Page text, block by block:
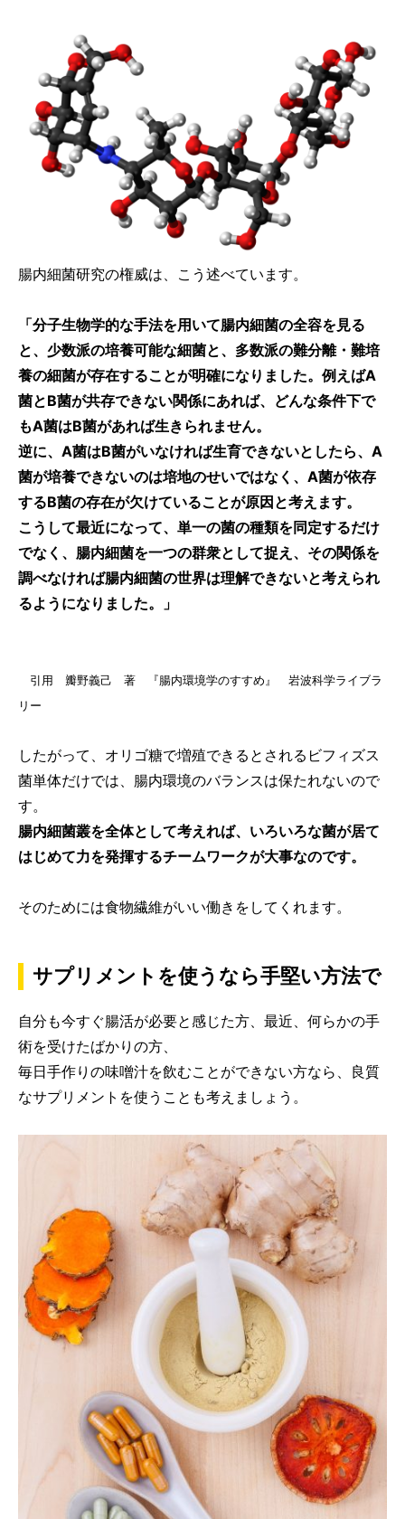
腸内細菌研究の権威は、こう述べています。
「分子生物学的な手法を用いて腸内細菌の全容を見る
と、少数派の培養可能な細菌と、多数派の難分離・難培
養の細菌が存在することが明確になりました。例えばA
菌とB菌が共存できない関係にあれば、どんな条件下で
もA菌はB菌があれば生きられません。
逆に、A菌はB菌がいなければ生育できないとしたら、A
菌が培養できないのは培地のせいではなく、A菌が依存
するB菌の存在が欠けていることが原因と考えます。
こうして最近になって、単一の菌の種類を同定するだけ
でなく、腸内細菌を一つの群衆として捉え、その関係を
調べなければ腸内細菌の世界は理解できないと考えられ
るようになりました。」
引用 瓣野義己 著 『腸内環境学のすすめ』 岩波科学ライブラ
リー
したがって、オリゴ糖で増殖できるとされるビフィズス
菌単体だけでは、腸内環境のバランスは保たれないので
す。
腸内細菌叢を全体として考えれば、いろいろな菌が居て
はじめて力を発揮するチームワークが大事なのです。
そのためには食物繊維がいい働きをしてくれます。
サプリメントを使うなら手堅い方法で
自分も今すぐ腸活が必要と感じた方、最近、何らかの手
術を受けたばかりの方、
毎日手作りの味噌汁を飲むことができない方なら、良質
なサプリメントを使うことも考えましょう。